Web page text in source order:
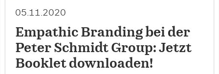
05.11.2020
Empathic Branding bei der
Peter Schmidt Group: Jetzt
Booklet downloaden!